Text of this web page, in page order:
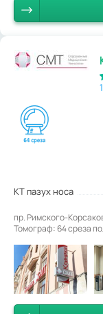
КТ пазух носа
пр. Римского-
Томограф: 64 среза